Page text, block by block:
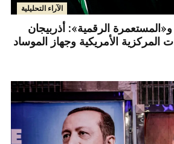
الآراء التحليلية
الرقمية»: أذربيجان
المركزية الأمريكية وجهاز الموساد